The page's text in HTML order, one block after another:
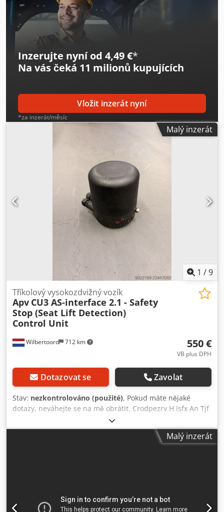
provozní teplota: 20 °C, minimální/maximální provozní tlak:
-0,4 bar/0,4 bar, míchadlo: ano. 3) Nádrž pro surové mléko,
objem: 14 000 l, míchadlo: ano. 4) Ventilový blok pro nádrž
na surové mléko. Dokumentace je k dispozici. Možnost
Inzerujte nyní od 4,49 €*
Na vás čeká 11 milionů kupujících
Vložit inzerát nyní
*za inzerát/měsíc
Malý inzerát
1 /9
Wilbertoord 712 km
Tříkolový vysokozdvižný vozík
Apv CU3 AS-interface 2.1 - Safety
Stop (Seat Lift Detection)
Control Unit
550 €
VB plus DPH
Dotazovat se Zavolat
Stav: nezkontrolováno (použité), Pokud máte nějaké
dotazy, neváhejte se na mě obrátit. Crodpezrv H Isfx An Tjf
Malý inzerát